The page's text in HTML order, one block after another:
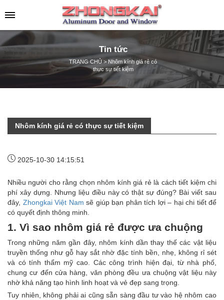
Tin tức
TRANG CHỦ > Nhôm kính giá rẻ có
thực sự tiết kiệm
Nhôm kính giá rẻ có thực sự tiết kiệm
2025-10-30 14:15:51
Nhiều người cho rằng chọn nhôm kính giá rẻ là cách tiết kiệm chi
phí xây dựng. Nhưng liệu điều này có thật sự đúng? Bài viết sau
đây, Zhongkai Việt Nam sẽ giúp bạn phân tích lợi – hại chi tiết để
có quyết định thông minh.
1. Vì sao nhôm giá rẻ được ưa chuộng
Trong những năm gần đây, nhôm kính dần thay thế các vật liệu
truyền thống như gỗ hay sắt nhờ đặc tính bền, nhẹ, không rỉ sét
và có tính thẩm mỹ cao. Các công trình hiện đại, từ nhà phố,
chung cư đến cửa hàng, văn phòng đều ưa chuộng vật liệu này
nhờ khả năng tạo hình linh hoạt và vẻ đẹp sang trọng.
Tuy nhiên, không phải ai cũng sẵn sàng đầu tư vào hệ nhôm cao